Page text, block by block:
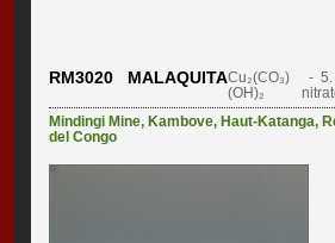
RM3020 MALAQUITACu₂(CO₃)
(OH)₂
- 5.
Mindingi Mine,Kambove,Haut-Katanga,
del Congo